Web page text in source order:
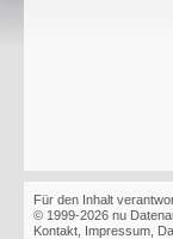
Für den Inhalt
© 1999-2026 nu
Kontakt Impressum